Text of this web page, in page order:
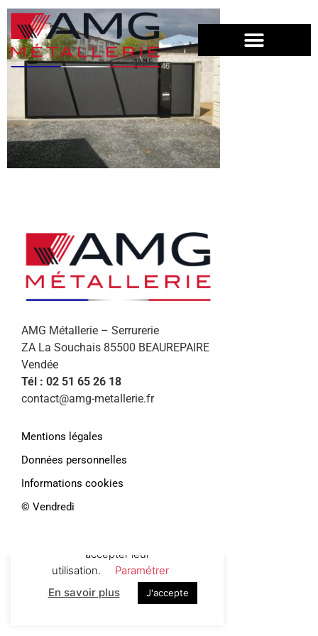
AMG Métallerie – Serrurerie
ZA La Souchais 85500 BEAUREPAIRE
Vendée
Tél : 02 51 65 26 18
contact@amg-metallerie.fr
Mentions légales
Données personnelles
Informations cookies
©️ Vendredi
Afin de vous proposer des services et
offres personnalisés, AMG Métallerie
accepter leur
utilisation.
Paramétrer
En savoir plus
J'accepte